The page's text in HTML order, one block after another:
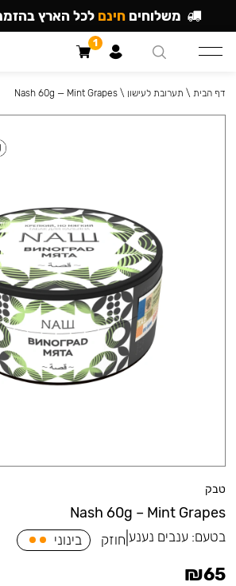
טבק
Nash 60g – Mint Grapes
בטעם:ענבים נענע חוזק בינוני
₪65
דף הבית \ תערובת לעישון \
Nash 60g — Mint Grapes
משלוחים חינם לכל הארץ בהזמנה
1